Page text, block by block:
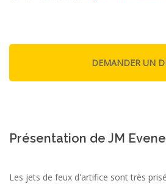
Présentation de JM
Les jets de feux d'artifice sont très